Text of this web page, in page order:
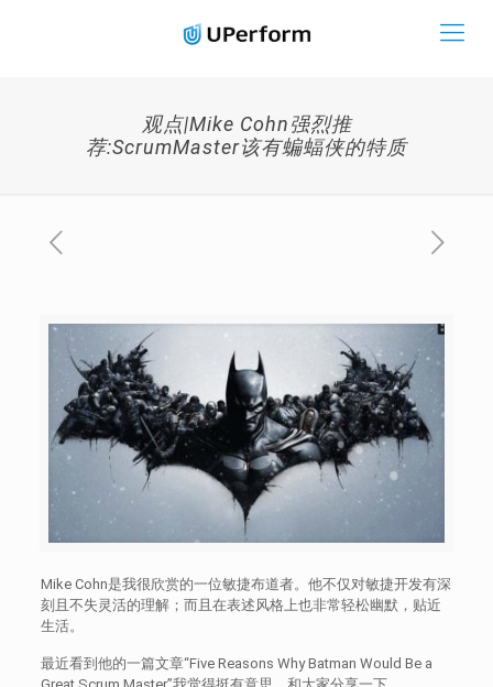
观点|Mike Cohn强烈推
荐:ScrumMaster该有蝙蝠侠的特质
Mike Cohn是我很欣赏的一位敏捷布道者。他不仅对敏捷开发有深
刻且不失灵活的理解；而且在表述风格上也非常轻松幽默，贴近
生活。
最近看到他的一篇文章“Five Reasons Why Batman Would Be a